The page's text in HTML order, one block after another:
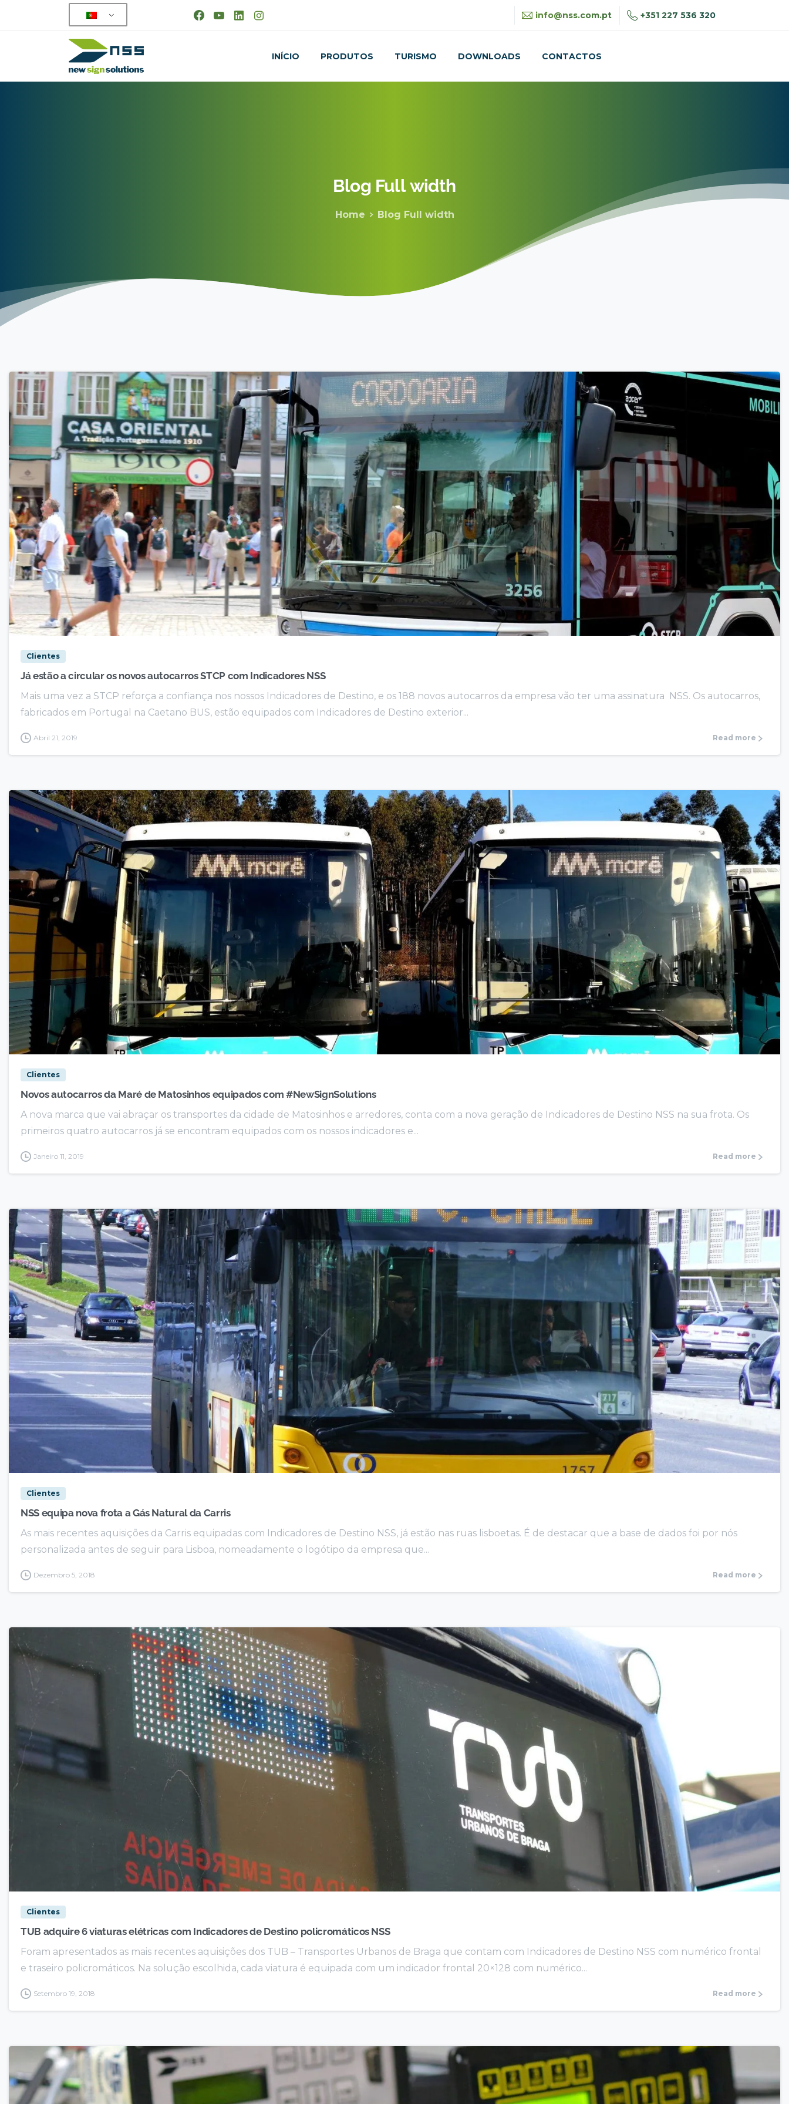
info@nss.com.pt +351 227 536 320
INÍCIO PRODUTOS TURISMO DOWNLOADS CONTACTOS
Blog Fullwidth
Home Blog Full width
Clientes
Já estão a circular os novos autocarros STCP com Indicadores NSS
Mais uma vez a STCP reforça a confiança nos nossos Indicadores de Destino, e os 188 novos autocarros da empresa vão ter uma assinatura NSS. Os autocarros,
fabricados em Portugal na Caetano BUS, estão equipados com Indicadores de Destino exterior...
Abril 21, 2019 Read more
Clientes
Novos autocarros da Maré de Matosinhos equipados com #NewSignSolutions
A nova marca que vai abraçar os transportes da cidade de Matosinhos e arredores, conta com a nova geração de Indicadores de Destino NSS na sua frota. Os
primeiros quatro autocarros já se encontram equipados com os nossos indicadores e...
Janeiro 11, 2019 Read more
Clientes
NSS equipa nova frota a Gás Natural da Carris
As mais recentes aquisições da Carris equipadas com Indicadores de Destino NSS, já estão nas ruas lisboetas. É de destacar que a base de dados foi por nós
personalizada antes de seguir para Lisboa, nomeadamente o logótipo da empresa que...
Dezembro 5, 2018 Read more
Clientes
TUB adquire 6 viaturas elétricas com Indicadores de Destino policromáticos NSS
Foram apresentados as mais recentes aquisições dos TUB – Transportes Urbanos de Braga que contam com Indicadores de Destino NSS com numérico frontal
e traseiro policromáticos. Na solução escolhida, cada viatura é equipada com um indicador frontal 20×128 com numérico...
Setembro 19, 2018 Read more